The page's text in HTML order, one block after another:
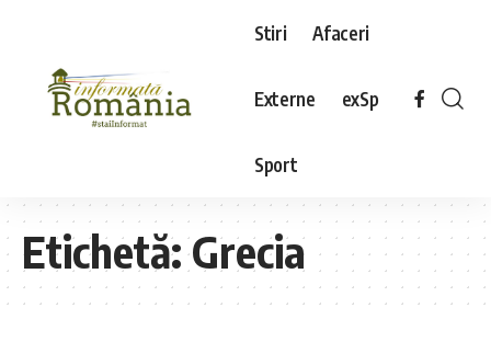
Stiri Afaceri
Externe exSp
Sport
Etichetă:Grecia